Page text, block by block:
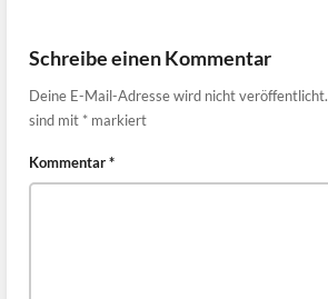
Schreibe einen Kommentar
Deine E-Mail-Adresse wird nicht veröffentlicht.
sind mit * markiert
Kommentar*